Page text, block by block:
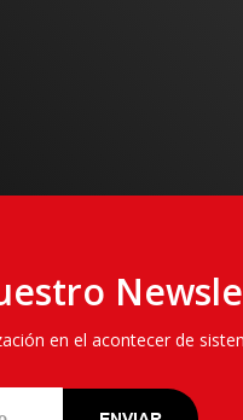
en el acontecer de